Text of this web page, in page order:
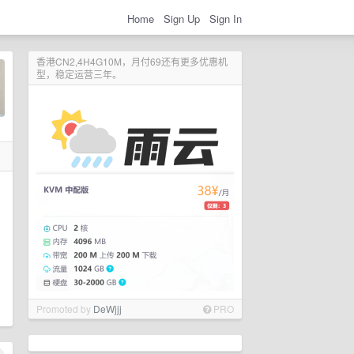
Home Sign Up Sign In
香港CN2,4H4G10M，月付69还有更多优惠机
型，稳定运营三年。
Promoted by DeWjjj PRO